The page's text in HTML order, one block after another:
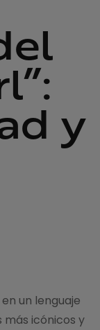
y
un lenguaje
más icónicos y